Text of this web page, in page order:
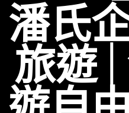
潘氏
旅遊